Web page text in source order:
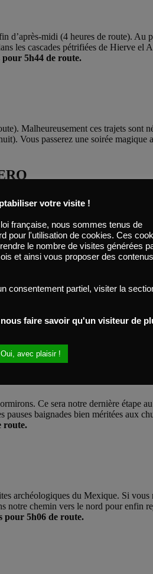
d’après-midi (4 heures de route).
les cascades pétrifiées de Hierve
5h44 de route.
Malheureusement ces trajets sont
Vous passerez une soirée
hôtel vous n’aurez que
singes, parois verticales de
: 50 kilomètres pour 50 minutes
DE LAS CASAS
est une petite ville nichée dans
Sa cuisine est particulièrement
anciens Zapotèques.
Pas de trajet
HA - palenque
Ce sera notre dernière étape
baignades bien méritées aux
route.
archéologiques du Mexique. Si
chemin vers le nord pour enfin
pour 5h06 de route.
votre visite !
française, nous sommes tenus de
pour l'utilisation de cookies. Ces
le nombre de visites générées
et ainsi vous proposer des contenus
consentement partiel, visiter la
faire savoir qu'un visiteur de
Oui, avec plaisir !